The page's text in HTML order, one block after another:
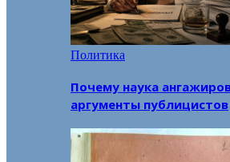
Политика
Почему наука
аргументы публицистов